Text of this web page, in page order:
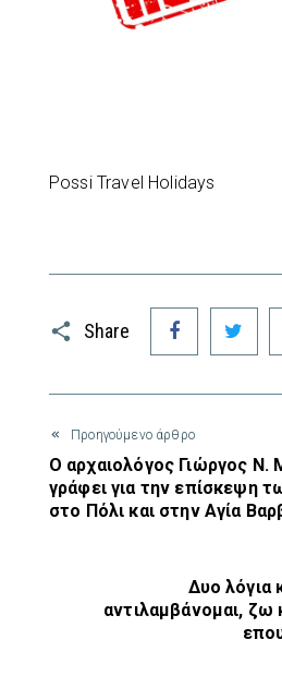
Possi Travel Holidays
Share
Facebook
Προηγούμενο άρθρο
Ο αρχαιολόγος Γιώργος Ν.
γράφει για την επίσκεψη
στο Πόλι και στην Αγία
Δυο λόγια
αντιλαμβάνομαι, ζω